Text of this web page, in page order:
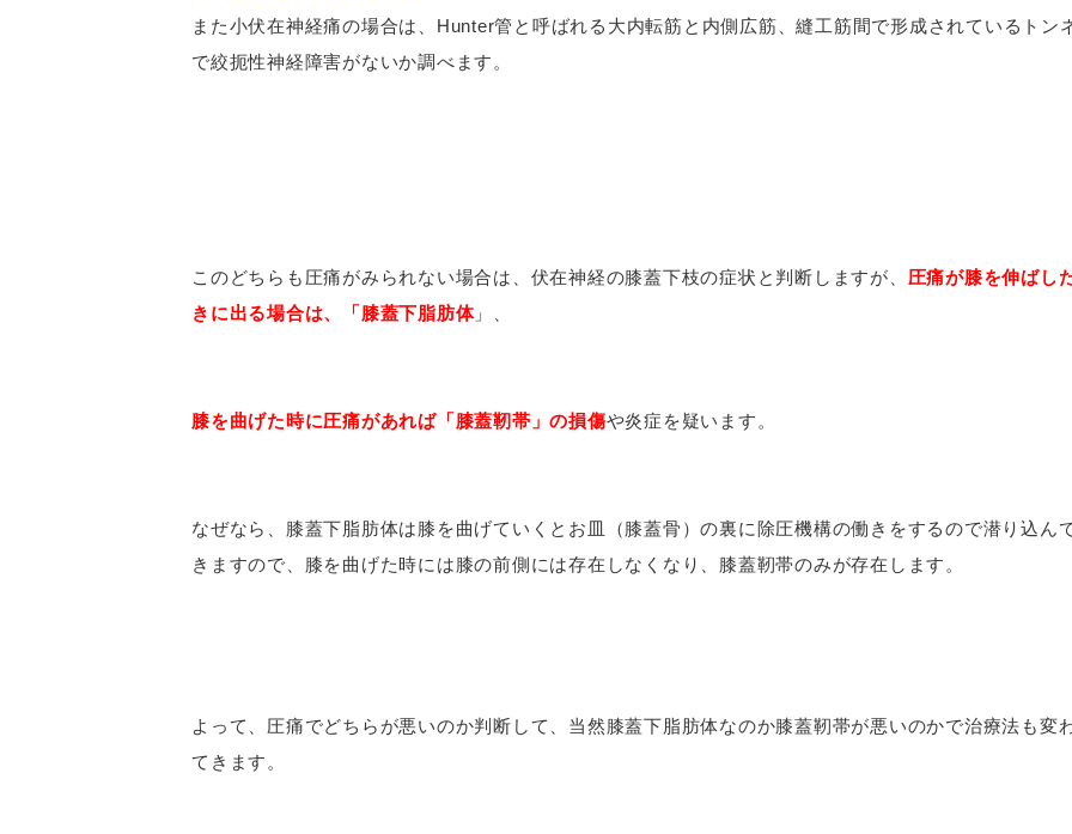
また小伏在神経痛の場合は、Hunter管と呼ばれる大内転筋と内側広筋、縫工筋間で形成されているトン
で絞扼性神経障害がないか調べます。
このどちらも圧痛がみられない場合は、伏在神経の膝蓋下枝の症状と判断しますが、 圧痛が膝を伸ばし
きに出る場合は、「膝蓋下脂肪体」、
膝を曲げた時に圧痛があれば「膝蓋靭帯」の損傷や炎症を疑います。
なぜなら、膝蓋下脂肪体は膝を曲げていくとお皿（膝蓋骨）の裏に除圧機構の働きをするので潜り込ん
きますので、膝を曲げた時には膝の前側には存在しなくなり、膝蓋靭帯のみが存在します。
よって、圧痛でどちらが悪いのか判断して、当然膝蓋下脂肪体なのか膝蓋靭帯が悪いのかで治療法も変
てきます。